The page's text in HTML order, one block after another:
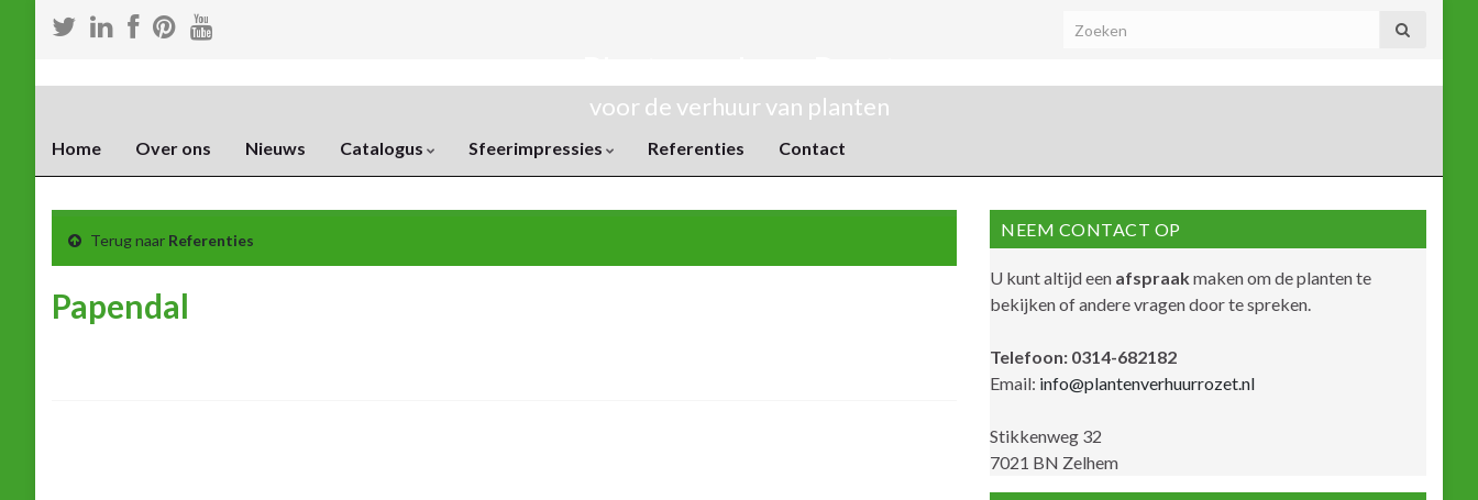
voor de verhuur van planten
Home Over ons Nieuws Catalogus Sfeerimpressies Referenties Contact
Terug naar Referenties
Papendal
NEEM CONTACT OP
U kunt altijd een afspraakmaken om de planten te
bekijken of andere vragen door te spreken.
Telefoon: 0314-682182
Email: info@plantenverhuurrozet.nl
Stikkenweg 32
7021 BN Zelhem